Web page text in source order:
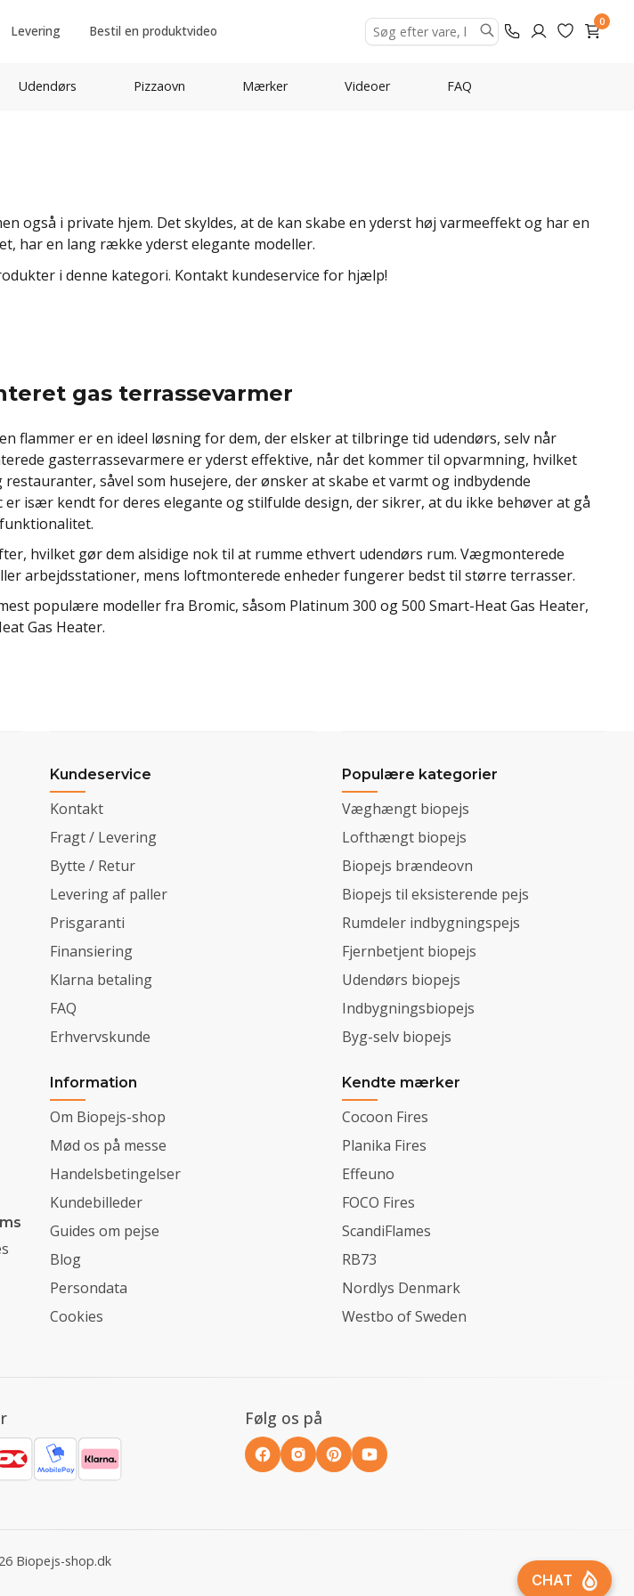
Levering Bestil en produktvideo
0
Udendørs Pizzaovn Mærker Videoer FAQ
også i private hjem. Det skyldes, at de kan skabe en yderst høj varmeeffekt og har en
har en lang række yderst elegante modeller.
i denne kategori. Kontakt kundeservice for hjælp!
gas terrassevarmer
flammer er en ideel løsning for dem, der elsker at tilbringe tid udendørs, selv når
gasterrassevarmere er yderst effektive, når det kommer til opvarmning, hvilket
såvel som husejere, der ønsker at skabe et varmt og indbydende
især kendt for deres elegante og stilfulde design, der sikrer, at du ikke behøver at gå
hvilket gør dem alsidige nok til at rumme ethvert udendørs rum. Vægmonterede
arbejdsstationer, mens loftmonterede enheder fungerer bedst til større terrasser.
populære modeller fra Bromic, såsom Platinum 300 og 500 Smart-Heat Gas Heater,
Gas Heater.
Kundeservice
Kontakt
Fragt / Levering
Bytte / Retur
Levering af paller
Prisgaranti
Finansiering
Klarna betaling
FAQ
Erhvervskunde
Information
Om Biopejs-shop
Mød os på messe
Handelsbetingelser
Kundebilleder
Guides om pejse
Blog
Persondata
Cookies
Populære kategorier
Væghængt biopejs
Lofthængt biopejs
Biopejs brændeovn
Biopejs til eksisterende pejs
Rumdeler indbygningspejs
Fjernbetjent biopejs
Udendørs biopejs
Indbygningsbiopejs
Byg-selv biopejs
Kendte mærker
Cocoon Fires
Planika Fires
Effeuno
FOCO Fires
ScandiFlames
RB73
Nordlys Denmark
Westbo of Sweden
Følg os på
Biopejs-shop.dk